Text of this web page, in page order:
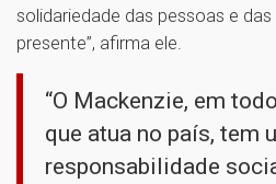
solidariedade das pessoas e
presente”, afirma ele.
“O Mackenzie, em
que atua no país, tem
responsabilidade